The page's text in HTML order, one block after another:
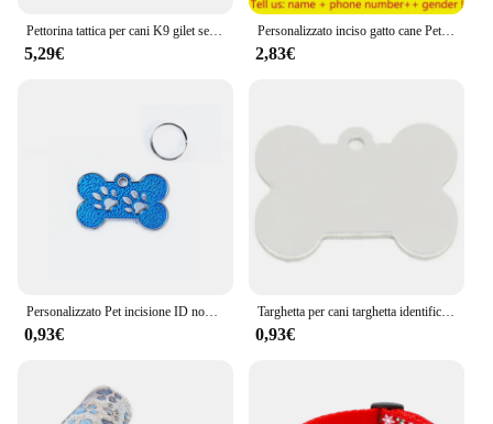
Pettorina tattica per cani K9 gilet servizio di polizia vestiti per cani Molle borse accessori per l'allenamento gilet da caccia softair
5,29€
Personalizzato inciso gatto cane Pet ID Tag cani Anti-perso collare incisione fascino Pet nome collare per cucciolo gatti collare accessori
2,83€
Personalizzato Pet incisione ID nome targhetta in metallo cane Anti-perso personalizzato Pet Bone Shap accessori etichetta del telefono ciondolo decorazioni per cuccioli
0,93€
Targhetta per cani targhetta identificativa per cani e gatti personalizzata con incisione gratuita nome collare per cani ciondolo per cuccioli accessori per cani di taglia piccola e media
0,93€